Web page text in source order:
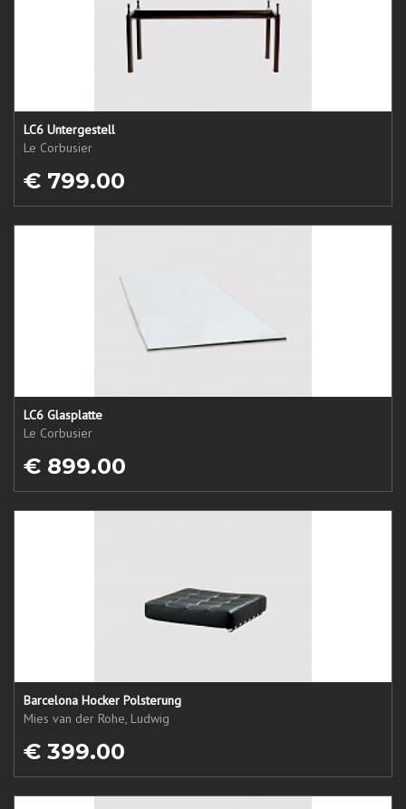
LC6 Untergestell
Le Corbusier
€ 799.00
LC6 Glasplatte
Le Corbusier
€ 899.00
Barcelona Hocker Polsterung
Mies van der Rohe, Ludwig
€ 399.00